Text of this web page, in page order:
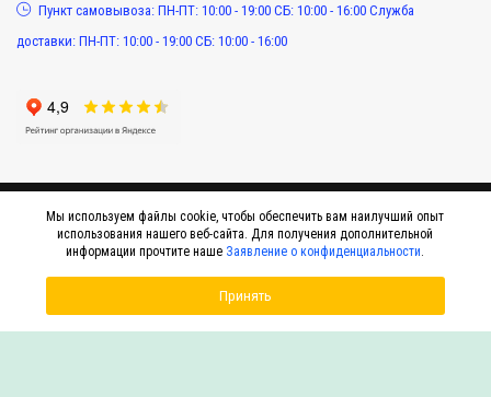
Пункт самовывоза: ПН-ПТ: 10:00 - 19:00 СБ: 10:00 - 16:00 Служба
доставки: ПН-ПТ: 10:00 - 19:00 СБ: 10:00 - 16:00
© 2015-2026 Интернет-магазин оригинальных аксессуаров к наручным часам
Мы используем файлы cookie, чтобы обеспечить вам наилучший опыт
использования нашего веб-сайта. Для получения дополнительной
информации прочтите наше Заявление о конфиденциальности.
Принять